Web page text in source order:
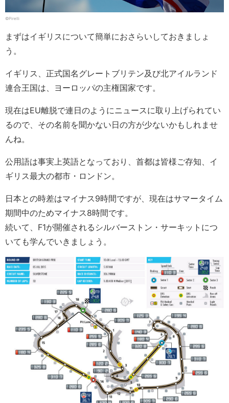
©Pirelli
まずはイギリスについて簡単におさらいしておきましょ
う。
イギリス、正式国名グレートブリテン及び北アイルランド
連合王国は、ヨーロッパの主権国家です。
現在はEU離脱で連日のようにニュースに取り上げられてい
るので、その名前を聞かない日の方が少ないかもしれませ
んね。
公用語は事実上英語となっており、首都は皆様ご存知、イ
ギリス最大の都市・ロンドン。
日本との時差はマイナス9時間ですが、現在はサマータイム
期間中のためマイナス8時間です。
続いて、F1が開催されるシルバーストン・サーキットにつ
いても学んでいきましょう。